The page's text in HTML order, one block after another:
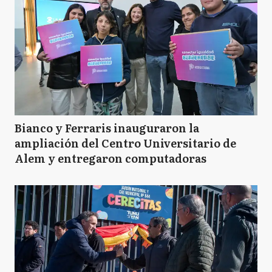
Bianco y Ferraris inauguraron la
ampliación del Centro Universitario de
Alem y entregaron computadoras